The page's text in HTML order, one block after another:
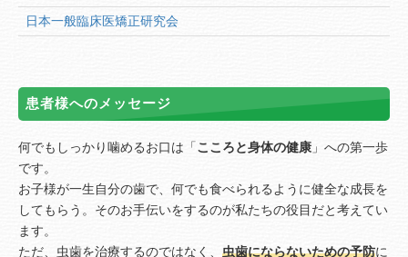
日本一般臨床医矯正研究会
患者様へのメッセージ
何でもしっかり噛めるお口は「 こころと身体の健康 」への第一歩
です。
お子様が一生自分の歯で、何でも食べられるように健全な成長を
してもらう。そのお手伝いをするのが私たちの役目だと考えてい
ます。
ただ、虫歯を治療するのではなく、 虫歯にならないための予防に